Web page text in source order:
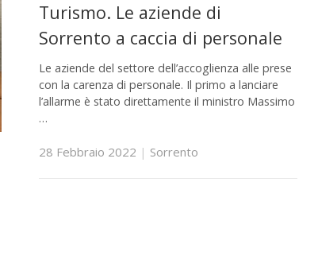
Turismo. Le aziende di
Sorrento a caccia di personale
Le aziende del settore dell’accoglienza alle prese
con la carenza di personale. Il primo a lanciare
l’allarme è stato direttamente il ministro Massimo
…
28 Febbraio 2022 | Sorrento